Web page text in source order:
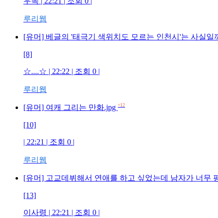
루리웹
[유머] 베글의 '태극기 색위치도 모르는 인천시'는 사실일
[8]
☆....☆ | 22:22 | 조회 0 |
루리웹
[유머] 여캐 그리는 만화.jpg +12
[10]
| 22:21 | 조회 0 |
루리웹
[유머] 고교데뷔해서 연애를 하고 싶었는데 남자가 너무
[13]
이사령 | 22:21 | 조회 0 |